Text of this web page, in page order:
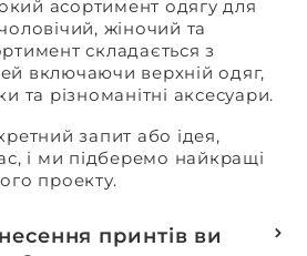
асортимент одягу для
чоловічий, жіночий та
складається з
включаючи верхній одяг,
та різноманітні аксесуари.
запит або ідея,
і ми підберемо найкращі
проекту.
принтів ви